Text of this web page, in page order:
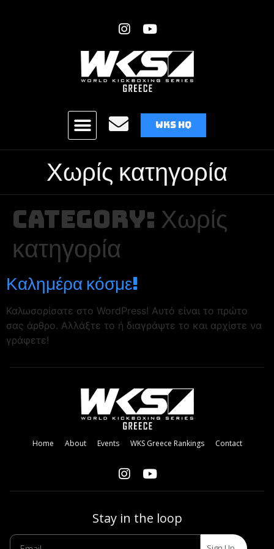
WKS HQ
Χωρίς κατηγορία
Category: Χωρίς
κατηγορία
Καλημέρα κόσμε!
Καλωσορίσατε στο WordPress! Αυτό είναι το πρώτο
σας άρθρο. Αλλάξτε το ή διαγράψτε το και αρχίστε να
γράφετε!
Home About Events WKS Greece Rankings Contact
Stay in the loop